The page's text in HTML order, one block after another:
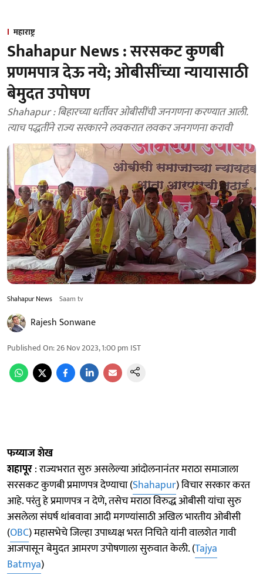
महाराष्ट्र
Shahapur News : सरसकट कुणबी
प्रणमपात्र देऊ नये; ओबीसींच्या न्यायासाठी
बेमुदत उपोषण
Shahapur : बिहारच्या धर्तीवर ओबीसींची जनगणना करण्यात आली.
त्याच पद्धतींने राज्य सरकारने लवकरात लवकर जनगणना करावी
Shahapur News Saam tv
Rajesh Sonwane
Published On:26 Nov 2023, 1:00 pm IST
फय्याज शेख
शहापूर: राज्यभरात सुरु असलेल्या आंदोलनानंतर मराठा समाजाला
सरसकट कुणबी प्रमाणपत्र देण्याचा (Shahapur) विचार सरकार करत
आहे. परंतु हे प्रमाणपत्र न देणे, तसेच मराठा विरुद्ध ओबीसी यांचा सुरु
असलेला संघर्ष थांबवावा आदी मगण्यांसाठी अखिल भारतीय ओबीसी
(OBC) महासभेचे जिल्हा उपाध्यक्ष भरत निचिते यांनी वालशेत गावी
आजपासून बेमुदत आमरण उपोषणाला सुरुवात केली. (Tajya
Batmya)